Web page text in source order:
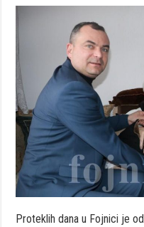
Proteklih dana u Fojnici je